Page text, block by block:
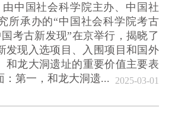
由中国社会科学院主办、中国社
所承办的“中国社会科学院考古
国考古新发现”在京举行，揭晓了
发现入选项目、入围项目和国外
和龙大洞遗址的重要价值主要表
：第一，和龙大洞遗...
2025-03-01